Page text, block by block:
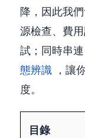
降，因此我
源檢查、費
試；同時串連
態辨識 ，讓
度。
目錄